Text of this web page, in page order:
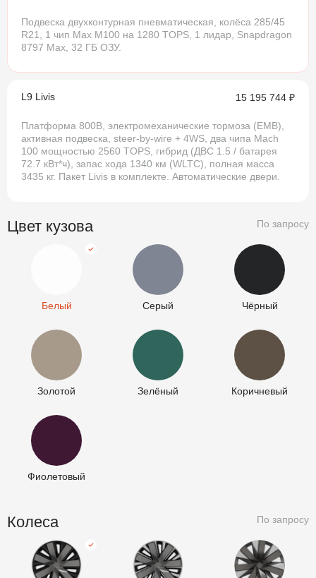
Подвеска двухконтурная пневматическая, колёса 285/45
R21, 1 чип Max M100 на 1280 TOPS, 1 лидар, Snapdragon
8797 Max, 32 ГБ ОЗУ.
L9 Livis 15 195 744 ₽
Платформа 800В, электромеханические тормоза (EMB),
активная подвеска, steer-by-wire + 4WS, два чипа Mach
100 мощностью 2560 TOPS, гибрид (ДВС 1.5 / батарея
72.7 кВт*ч), запас хода 1340 км (WLTC), полная масса
3435 кг. Пакет Livis в комплекте. Автоматические двери.
Цвет кузова По запросу
Белый Серый Чёрный
Золотой
Золотой
Зелёный
Зелёный
Коричневый
Коричневый
Фиолетовый
Фиолетовый
Колеса По запросу
R21 легкосплавные диски R21 серебристые легкосплавные диски
R22 легкосплавные диски